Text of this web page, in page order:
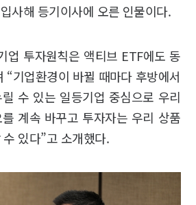
사해 등기이사에 오른 인물이다.
업 투자원칙은 액티브 ETF에도 동
“기업환경이 바뀔 때마다 후방에서
수 있는 일등기업 중심으로 우리
계속 바꾸고 투자자는 우리 상품
있다”고 소개했다.